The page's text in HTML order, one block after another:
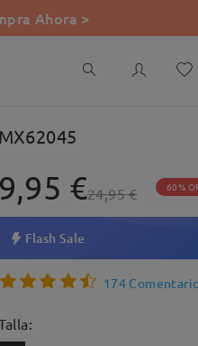
Ahora >
MX62045
9,95 €24,95 € 60%
Flash Sale
174